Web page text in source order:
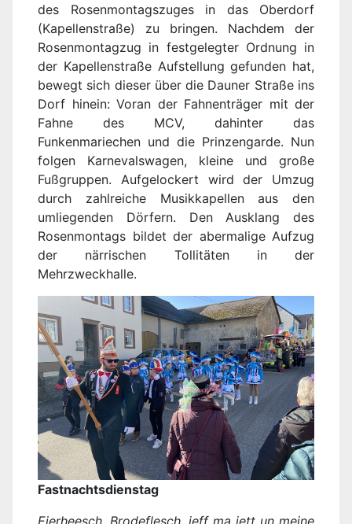
des Rosenmontagszuges in das Oberdorf
(Kapellenstraße) zu bringen. Nachdem der
Rosenmontagzug in festgelegter Ordnung in
der Kapellenstraße Aufstellung gefunden hat,
bewegt sich dieser über die Dauner Straße ins
Dorf hinein: Voran der Fahnenträger mit der
Fahne des MCV, dahinter das
Funkenmariechen und die Prinzengarde. Nun
folgen Karnevalswagen, kleine und große
Fußgruppen. Aufgelockert wird der Umzug
durch zahlreiche Musikkapellen aus den
umliegenden Dörfern. Den Ausklang des
Rosenmontags bildet der abermalige Aufzug
der närrischen Tollitäten in der
Mehrzweckhalle.
Fastnachtsdienstag